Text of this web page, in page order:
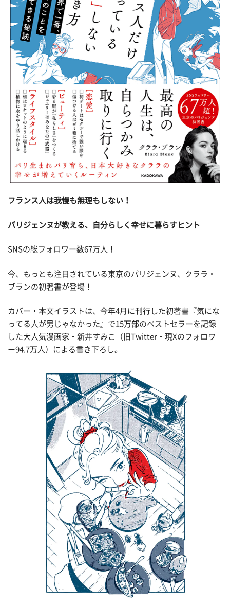
フランス人は我慢も無理もしない！
パリジェンヌが教える、自分らしく幸せに暮らすヒント
SNSの総フォロワー数67万人！
今、もっとも注目されている東京のパリジェンヌ、クララ・
ブランの初著書が登場！
カバー・本文イラストは、今年4月に刊行した初著書『気にな
ってる人が男じゃなかった』で15万部のベストセラーを記録
した大人気漫画家・新井すみこ（旧Twitter・現Xのフォロワ
ー94.7万人）による書き下ろし。